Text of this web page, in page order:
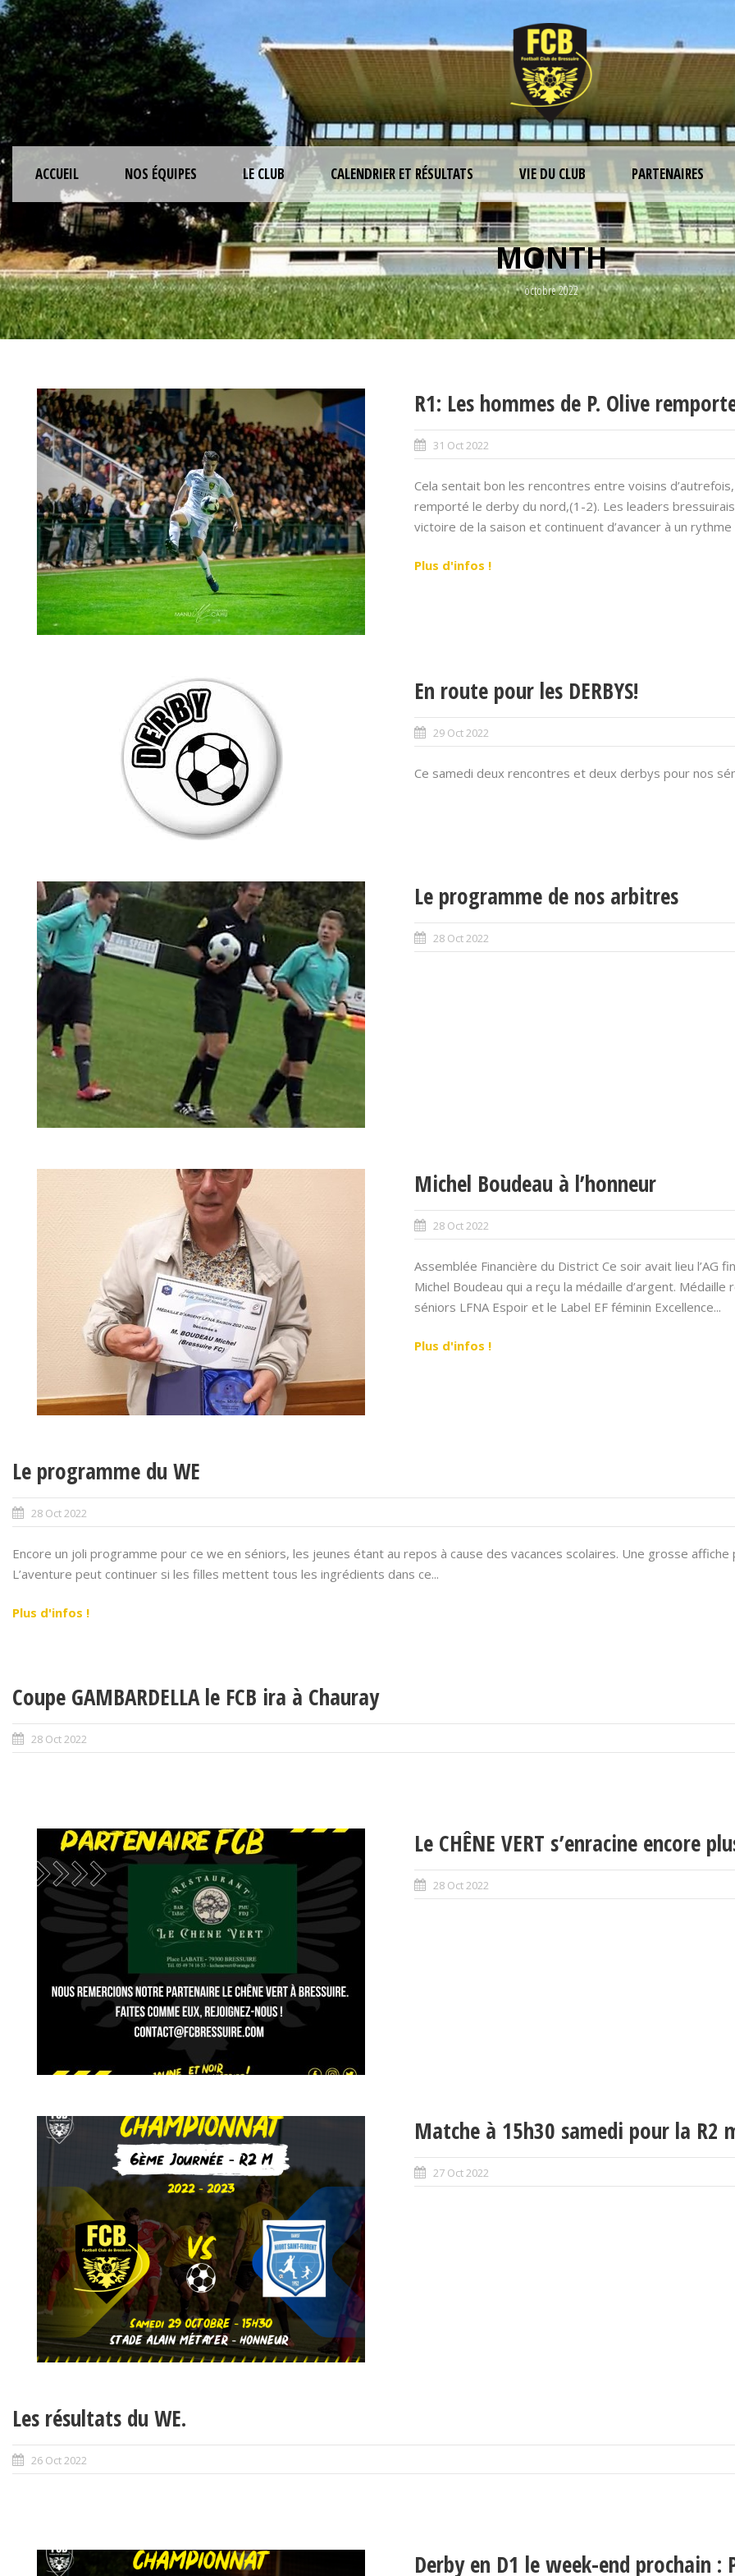
ACCUEIL NOS ÉQUIPES LE CLUB CALENDRIER ET RÉSULTATS VIE DU CLUB PARTENAIRES
MONTH
octobre 2022
R1: Les hommes de P. Olive
31 Oct 2022
Cela sentait bon les rencontres entre voisins
remporté le derby du nord,(1-2). Les leaders
victoire de la saison et continuent d’avancer à un rythme
Plus d'infos !
En route pour les DERBYS!
29 Oct 2022
Ce samedi deux rencontres et deux derbys pour nos
Le programme de nos arbitres
28 Oct 2022
Michel Boudeau à l’honneur
28 Oct 2022
Assemblée Financière du District Ce soir avait lieu l’AG
Michel Boudeau qui a reçu la médaille d’argent.
séniors LFNA Espoir et le Label EF féminin Excellence...
Plus d'infos !
Le programme du WE
28 Oct 2022
Encore un joli programme pour ce we en séniors, les jeunes étant au repos à cause des vacances scolaires. Une grosse
L’aventure peut continuer si les filles mettent tous les ingrédients dans ce...
Plus d'infos !
Coupe GAMBARDELLA le FCB ira à Chauray
28 Oct 2022
Le CHÊNE VERT s’enracine encore
28 Oct 2022
Matche à 15h30 samedi pour la R2
27 Oct 2022
Les résultats du WE.
26 Oct 2022
Derby en D1 le week-end prochain :